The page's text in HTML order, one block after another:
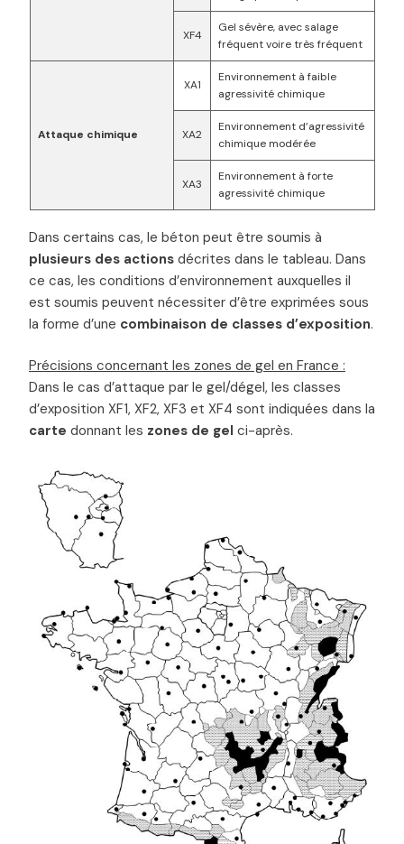
XF4
Gel sévère, avec salage
fréquent voire très fréquent
Attaque chimique
XA1
Environnement à faible
agressivité chimique
XA2
Environnement d’agressivité
chimique modérée
XA3
Environnement à forte
agressivité chimique
Dans certains cas, le béton peut être soumis à
plusieurs des actions décrites dans le tableau. Dans
ce cas, les conditions d’environnement auxquelles il
est soumis peuvent nécessiter d’être exprimées sous
la forme d’une combinaison de classes d’exposition.
Précisions concernant les zones de gel en France :
Dans le cas d’attaque par le gel/dégel, les classes
d’exposition XF1, XF2, XF3 et XF4 sont indiquées dans la
carte donnant les zones de gel ci-après.